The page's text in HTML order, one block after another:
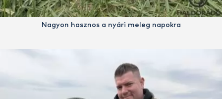
Nagyon hasznos a nyári meleg napokra